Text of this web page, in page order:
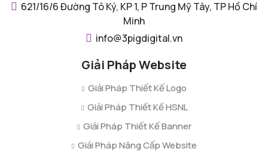
621/16/6 Đường Tô Ký, KP 1, P Trung Mỹ Tây, TP Hồ Chí
Minh
info@3pigdigital.vn
Giải Pháp Website
Giải Pháp Thiết Kế Logo
Giải Pháp Thiết Kế HSNL
Giải Pháp Thiết Kế Banner
Giải Pháp Nâng Cấp Website